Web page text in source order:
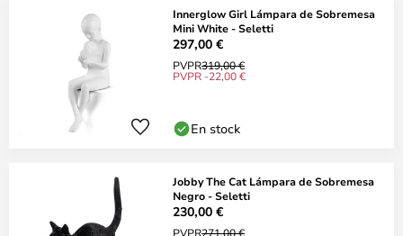
Innerglow Girl Lámpara de Sobremesa
Mini White - Seletti
297,00 €
PVPR319,00 €
PVPR -22,00 €
En stock
Jobby The Cat Lámpara de Sobremesa
Negro - Seletti
230,00 €
PVPR271,00 €